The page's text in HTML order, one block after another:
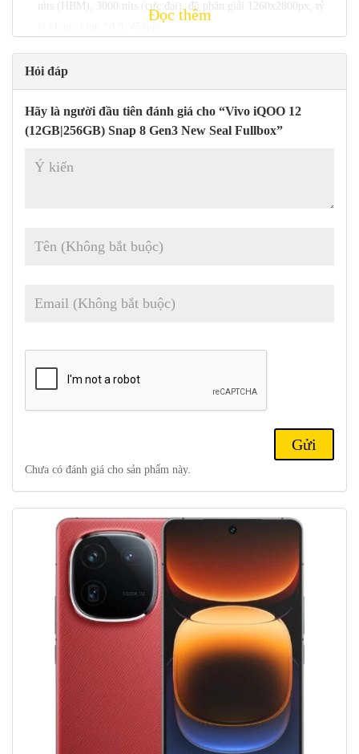
nits (HBM), 3000 nits (cực đại), độ phân giải 1260x2800px, tỷ
Octa-core (1×3,3 GHz Cortex-X4 & 5×3,2 GHz Cortex-A720 &
2×2,3 GHz Cortex-A520); Adreno750.
Bộ nhớ:RAM 256GB 12GB, RAM 512GB 16GB, RAM 1TB
16GB; UFS 4.0.
OriginOS 4 (Trung Quốc).
119˚, AF.
Quay video:Camera sau
: 8K@30fps, 4K@24/30/60fps,
Kết nối:5G; Hai SIM; Wi-Fi 7; BT 5.4, aptX HD, thích ứng
thiết kế tinh tế , sang trọng.
IQOO 12 có kích thước 163,2 x 75,9 x 8,1 mm và nặng khoảng
204 gram – phù hợp với hầu hết các điện thoại thông minh 6,8 inch
hiện nay. Mặt trước của iQOO 12 được phủ một tấm kính phẳng,
trong khi mặt sau có tấm kính hơi cong có nguồn gốc khác.
Đọc thêm
Hỏi đáp
Hãy là người đầu tiên đánh giá cho “Vivo iQOO 12
(12GB|256GB) Snap 8 Gen3 New Seal Fullbox”
Chưa có đánh giá cho sản phẩm này.